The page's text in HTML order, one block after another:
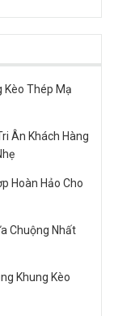
Kèo Thép Mạ
Ân Khách Hàng
Hoàn Hảo Cho
Chuộng Nhất
Khung Kèo